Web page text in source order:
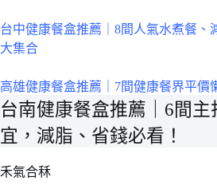
台中健康餐盒推薦｜8間人氣水煮餐、
大集合
高雄健康餐盒推薦｜7間健康餐界平價
台南健康餐盒推薦｜6間主
宜，減脂、省錢必看！
禾氣合秝